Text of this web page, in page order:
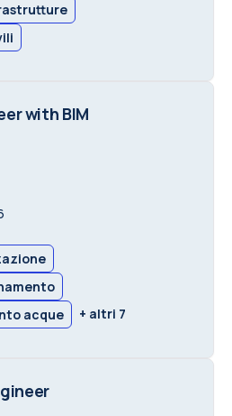
with BIM
acque
+ altri 7